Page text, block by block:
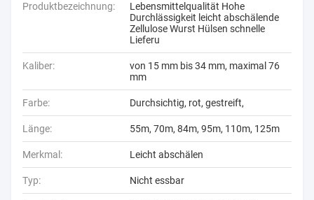
Produktbezeichnung:
Lebensmittelqualität Hohe
Durchlässigkeit leicht abschälende
Zellulose Wurst Hülsen schnelle
Lieferu
Kaliber:
von 15 mm bis 34 mm, maximal 76
mm
Farbe: Durchsichtig, rot, gestreift,
Länge: 55m, 70m, 84m, 95m, 110m, 125m
Merkmal: Leicht abschälen
Typ: Nicht essbar